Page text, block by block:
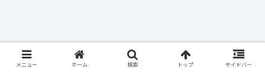
メニュー ホーム 検索 トップ サイドバー